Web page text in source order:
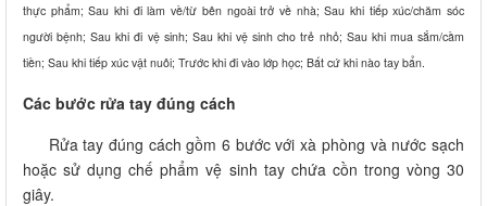
thực phẩm; Sau khi đi làm về/từ bên ngoài trở về nhà; Sau khi tiếp xúc/chăm sóc
người bệnh; Sau khi đi vệ sinh; Sau khi vệ sinh cho trẻ nhỏ; Sau khi mua sắm/cầm
tiền; Sau khi tiếp xúc vật nuôi; Trước khi đi vào lớp học; Bất cứ khi nào tay bẩn.
Các bước rửa tay đúng cách
Rửa tay đúng cách gồm 6 bước với xà phòng và nước sạch
hoặc sử dụng chế phẩm vệ sinh tay chứa cồn trong vòng 30
giây.